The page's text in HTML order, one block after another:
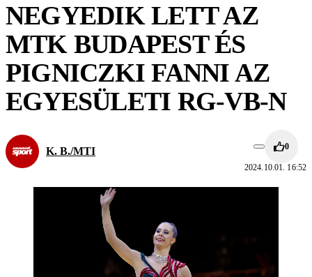
NEGYEDIK LETT AZ
MTK BUDAPEST ÉS
PIGNICZKI FANNI AZ
EGYESÜLETI RG-VB-N
K. B./MTI 0
2024.10.01. 16:52